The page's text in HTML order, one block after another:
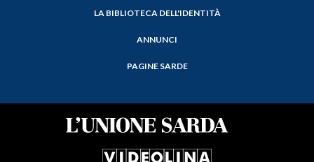
LA BIBLIOTECA DELL'IDENTITÀ
ANNUNCI
PAGINE SARDE